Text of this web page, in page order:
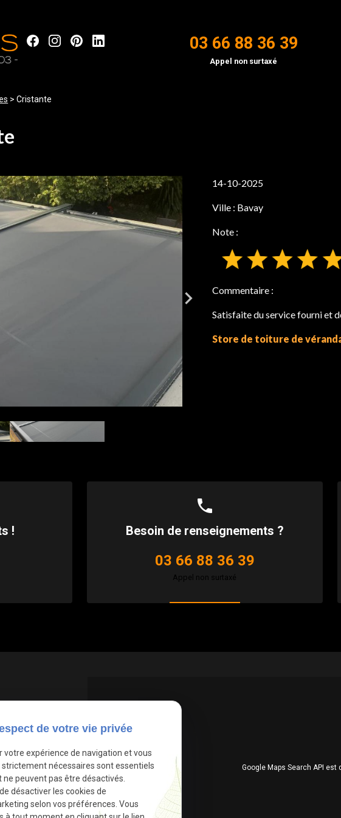
03 66 88 36 39
Appel non surtaxé
>Cristante
14-10-2025
Ville : Bavay
Note :
Commentaire :
Satisfaite du service fourni et
Store de toiture de
!
phone
Besoin de renseignements ?
03 66 88 36 39
Appel non surtaxé
Google Maps Search API est
de votre vie privée
expérience de navigation et vous
nécessaires sont essentiels
peuvent pas être désactivés.
désactiver les cookies de
selon vos préférences. Vous